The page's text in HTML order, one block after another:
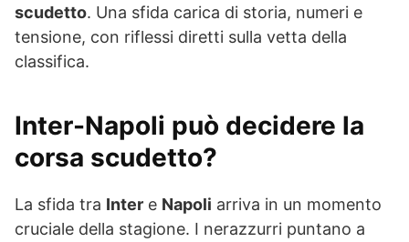
scudetto. Una sfida carica di storia, numeri e
tensione, con riflessi diretti sulla vetta della
classifica.
Inter-Napoli può decidere la
corsa scudetto?
La sfida tra Inter e Napoli arriva in un momento
cruciale della stagione. I nerazzurri puntano a